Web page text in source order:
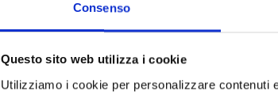
Consenso
Questo sito web utilizza i cookie
Utilizziamo i cookie per personalizzare contenuti